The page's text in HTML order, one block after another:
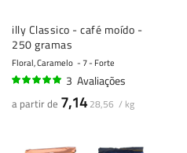
illy Classico - café moído -
250 gramas
Floral, Caramelo 7 - Forte
3 Avaliações
a partir de 7,14 28,56 / kg